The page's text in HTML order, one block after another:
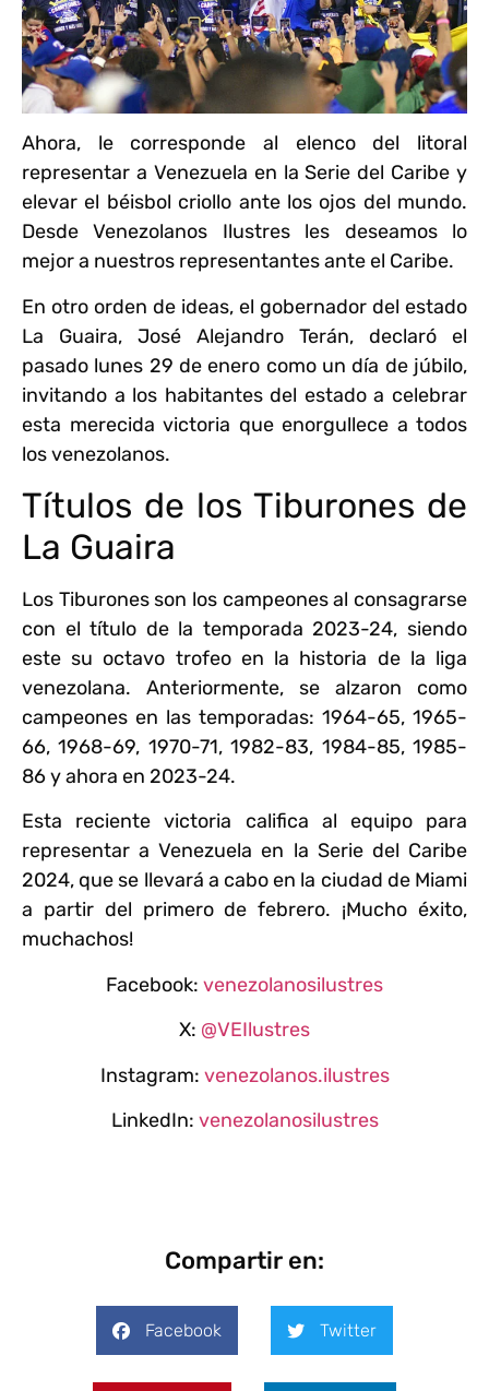
Ahora, le corresponde al elenco del litoral
representar a Venezuela en la Serie del Caribe y
elevar el béisbol criollo ante los ojos del mundo.
Desde Venezolanos Ilustres les deseamos lo
mejor a nuestros representantes ante el Caribe.
En otro orden de ideas, el gobernador del estado
La Guaira, José Alejandro Terán, declaró el
pasado lunes 29 de enero como un día de júbilo,
invitando a los habitantes del estado a celebrar
esta merecida victoria que enorgullece a todos
los venezolanos.
Títulos de los Tiburones de
La Guaira
Los Tiburones son los campeones al consagrarse
con el título de la temporada 2023-24, siendo
este su octavo trofeo en la historia de la liga
venezolana. Anteriormente, se alzaron como
campeones en las temporadas: 1964-65, 1965-
66, 1968-69, 1970-71, 1982-83, 1984-85, 1985-
86 y ahora en 2023-24.
Esta reciente victoria califica al equipo para
representar a Venezuela en la Serie del Caribe
2024, que se llevará a cabo en la ciudad de Miami
a partir del primero de febrero. ¡Mucho éxito,
muchachos!
Facebook: venezolanosilustres
X: @VEIlustres
Instagram: venezolanos.ilustres
LinkedIn: venezolanosilustres
Compartir en:
Facebook Twitter